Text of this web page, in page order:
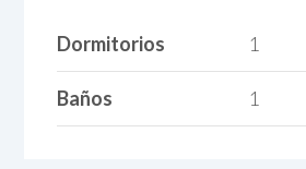
Dormitorios 1
Baños 1